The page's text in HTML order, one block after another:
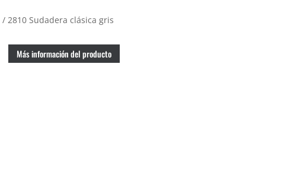
/ 2810 Sudadera clásica gris
Más información del producto